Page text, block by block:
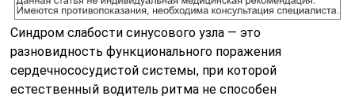
Синдром слабости синусового узла — это
разновидность функционального поражения
сердечнососудистой системы, при которой
естественный водитель ритма не способен